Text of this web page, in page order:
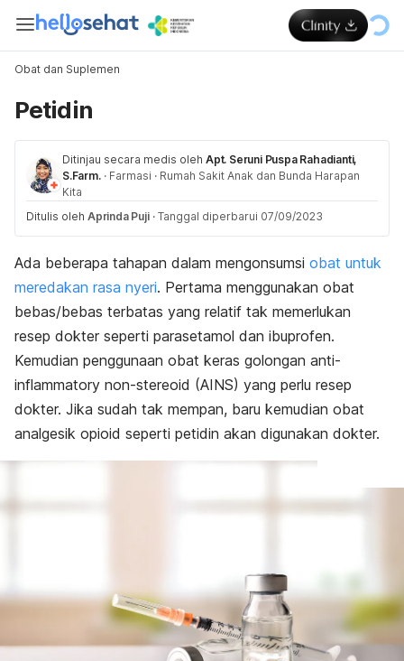
Obat dan Suplemen
Petidin
Ditinjau secara medis oleh Apt. Seruni Puspa Rahadianti,
S.Farm. · Farmasi · Rumah Sakit Anak dan Bunda Harapan
Kita
Ditulis oleh Aprinda Puji · Tanggal diperbarui 07/09/2023
Ada beberapa tahapan dalam mengonsumsi obat untuk
meredakan rasa nyeri. Pertama menggunakan obat
bebas/bebas terbatas yang relatif tak memerlukan
resep dokter seperti parasetamol dan ibuprofen.
Kemudian penggunaan obat keras golongan anti-
inflammatory non-stereoid (AINS) yang perlu resep
dokter. Jika sudah tak mempan, baru kemudian obat
analgesik opioid seperti petidin akan digunakan dokter.